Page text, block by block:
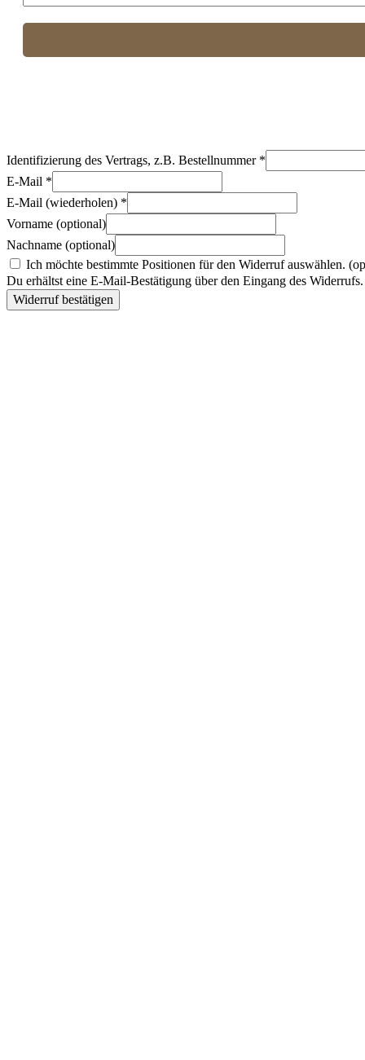
Identifizierung des Vertrags, z.B. Bestellnummer *
E-Mail *
E-Mail (wiederholen) *
Vorname (optional)
Nachname (optional)
Ich möchte bestimmte Positionen für den Widerruf auswählen.
Du erhältst eine E-Mail-Bestätigung über den Eingang des
Widerruf bestätigen